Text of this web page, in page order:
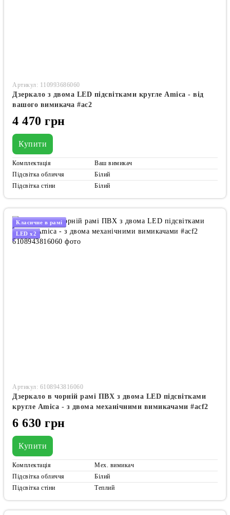
Артикул: 110993686060
Дзеркало з двома LED підсвітками кругле Amica - від
вашого вимикача #ac2
4 470 грн
Купити
Комплектація
Ваш вимикач
Підсвітка обличчя
Білий
Підсвітка стіни
Білий
Класичне в рамі
LED x2
Артикул: 6108943816060
Дзеркало в чорній рамі ПВХ з двома LED підсвітками
кругле Amica - з двома механічними вимикачами #acf2
6 630 грн
Купити
Комплектація
Мех. вимикач
Підсвітка обличчя
Білий
Підсвітка стіни
Теплий